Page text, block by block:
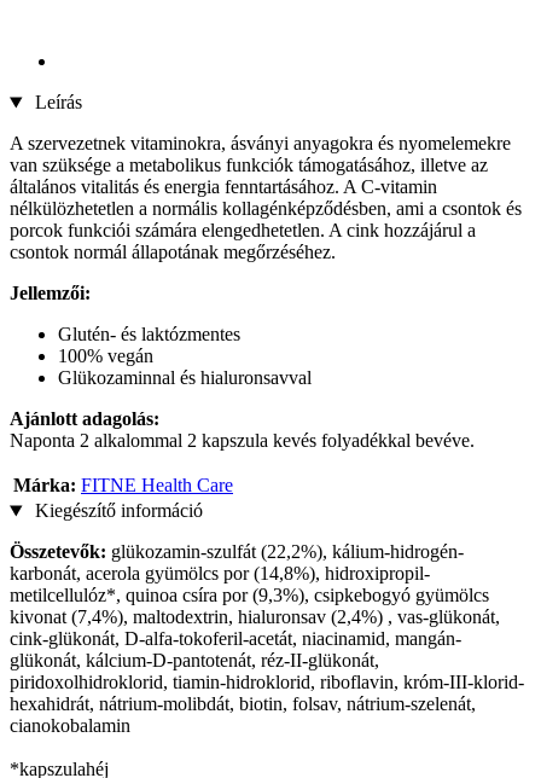
Leírás
A szervezetnek vitaminokra, ásványi anyagokra és nyomelemekre
van szüksége a metabolikus funkciók támogatásához, illetve az
általános vitalitás és energia fenntartásához. A C-vitamin
nélkülözhetetlen a normális kollagénképződésben, ami a csontok és
porcok funkciói számára elengedhetetlen. A cink hozzájárul a
csontok normál állapotának megőrzéséhez.
Jellemzői:
Glutén- és laktózmentes
100% vegán
Glükozaminnal és hialuronsavval
Ajánlott adagolás:
Naponta 2 alkalommal 2 kapszula kevés folyadékkal bevéve.
Márka: FITNE Health Care
Kiegészítő információ
Összetevők: glükozamin-szulfát (22,2%), kálium-hidrogén-
karbonát, acerola gyümölcs por (14,8%), hidroxipropil-
metilcellulóz*, quinoa csíra por (9,3%), csipkebogyó gyümölcs
kivonat (7,4%), maltodextrin, hialuronsav (2,4%) , vas-glükonát,
cink-glükonát, D-alfa-tokoferil-acetát, niacinamid, mangán-
glükonát, kálcium-D-pantotenát, réz-II-glükonát,
piridoxolhidroklorid, tiamin-hidroklorid, riboflavin, króm-III-klorid-
hexahidrát, nátrium-molibdát, biotin, folsav, nátrium-szelenát,
cianokobalamin
*kapszulahéj